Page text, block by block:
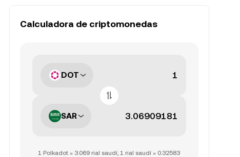
Calculadora de criptomonedas
DOT
SAR
1 Polkadot = 3.069 rial saudí, 1 rial saudí = 0.32583